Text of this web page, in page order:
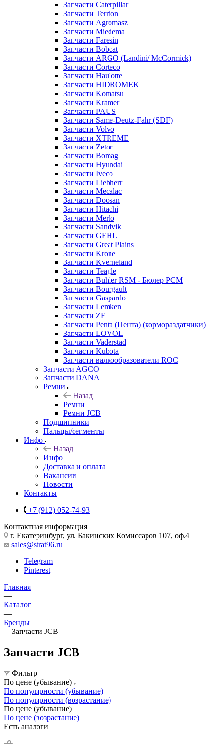
Запчасти Caterpillar
Запчасти Terrion
Запчасти Agromasz
Запчасти Miedema
Запчасти Faresin
Запчасти Bobcat
Запчасти ARGO (Landini/ McCormick)
Запчасти Corteco
Запчасти Haulotte
Запчасти HIDROMEK
Запчасти Komatsu
Запчасти Kramer
Запчасти PAUS
Запчасти Same-Deutz-Fahr (SDF)
Запчасти Volvo
Запчасти XTREME
Запчасти Zetor
Запчасти Bomag
Запчасти Hyundai
Запчасти Iveco
Запчасти Liebherr
Запчасти Mecalac
Запчасти Doosan
Запчасти Hitachi
Запчасти Merlo
Запчасти Sandvik
Запчасти GEHL
Запчасти Great Plains
Запчасти Krone
Запчасти Kverneland
Запчасти Teagle
Запчасти Buhler RSM - Бюлер РСМ
Запчасти Bourgault
Запчасти Gaspardo
Запчасти Lemken
Запчасти ZF
Запчасти Penta (Пента) (кормораздатчики)
Запчасти LOVOL
Запчасти Vaderstad
Запчасти Kubota
Запчасти валкообразователи ROC
Запчасти AGCO
Запчасти DANA
Ремни
Назад
Ремни
Ремни JCB
Подшипники
Пальцы/сегменты
Инфо
Назад
Инфо
Доставка и оплата
Вакансии
Новости
Контакты
+7 (912) 052-74-93
Контактная информация
г. Екатеринбург, ул. Бакинских Комиссаров 107, оф.4
sales@strat96.ru
Telegram
Pinterest
Главная
—
Каталог
—
Бренды
—Запчасти JCB
Запчасти JCB
Фильтр
По цене (убывание)
По популярности (убывание)
По популярности (возрастание)
По цене (убывание)
По цене (возрастание)
Есть аналоги